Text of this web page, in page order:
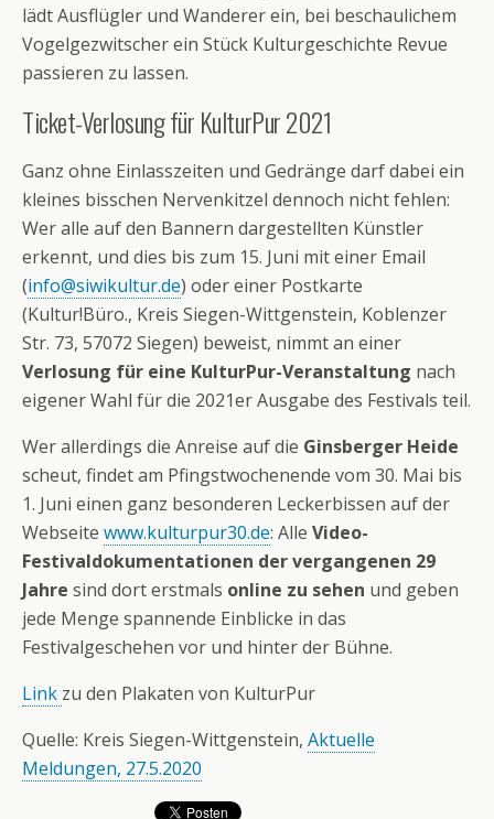
lädt Ausflügler und Wanderer ein, bei beschaulichem
Vogelgezwitscher ein Stück Kulturgeschichte Revue
passieren zu lassen.
Ticket-Verlosung für KulturPur 2021
Ganz ohne Einlasszeiten und Gedränge darf dabei ein
kleines bisschen Nervenkitzel dennoch nicht fehlen:
Wer alle auf den Bannern dargestellten Künstler
erkennt, und dies bis zum 15. Juni mit einer Email
(info@siwikultur.de) oder einer Postkarte
(Kultur!Büro., Kreis Siegen-Wittgenstein, Koblenzer
Str. 73, 57072 Siegen) beweist, nimmt an einer
Verlosung für eine KulturPur-Veranstaltung nach
eigener Wahl für die 2021er Ausgabe des Festivals teil.
Wer allerdings die Anreise auf die Ginsberger Heide
scheut, findet am Pfingstwochenende vom 30. Mai bis
1. Juni einen ganz besonderen Leckerbissen auf der
Webseite www.kulturpur30.de: Alle Video-
Festivaldokumentationen der vergangenen 29
Jahre sind dort erstmals online zu sehen und geben
jede Menge spannende Einblicke in das
Festivalgeschehen vor und hinter der Bühne.
Link zu den Plakaten von KulturPur
Quelle: Kreis Siegen-Wittgenstein, Aktuelle
Meldungen, 27.5.2020